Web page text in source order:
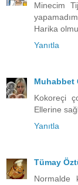
Minecim
Harika
Yanıtla
Muhabbet
Kokoreçi
Ellerine
Yanıtla
Tümay
Normalde